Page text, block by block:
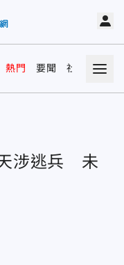
熱門 要聞 社會 娛樂
涉逃兵 未